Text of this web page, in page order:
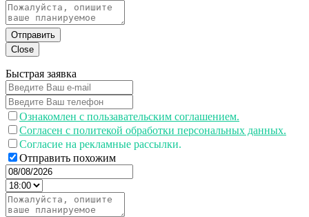
Отправить
Close
Быстрая заявка
Ознакомлен с пользавательским соглашением.
Согласен с политекой обработки персональных данных.
Согласие на рекламные рассылки.
Отправить похожим